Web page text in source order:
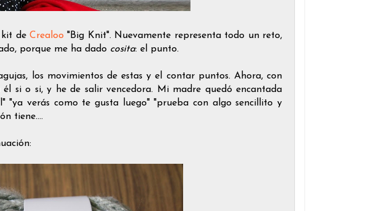
kit deCrealoo "Big Knit". Nuevamente representa todo un reto,
porque me ha dado cosita: el punto.
los movimientos de estas y el contar puntos. Ahora, con
si o si, y he de salir vencedora. Mi madre quedó encantada
"ya verás como te gusta luego" "prueba con algo sencillito y
tiene....